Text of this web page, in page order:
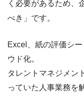
く必要があるため、
べき」です。
Excel、紙の評価シ
ウド化。
タレントマネジメン
っていた人事業務を